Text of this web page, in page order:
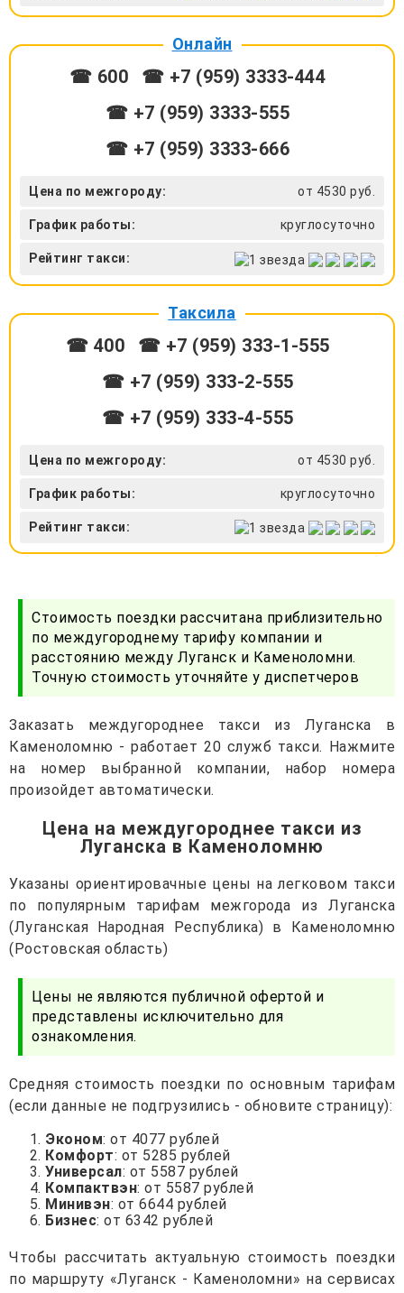
Онлайн
☎ 600
☎ +7 (959) 3333-444
☎ +7 (959) 3333-555
☎ +7 (959) 3333-666
Цена по межгороду: от 4530 руб.
График работы: круглосуточно
Рейтинг такси:
Таксила
☎ 400
☎ +7 (959) 333-1-555
☎ +7 (959) 333-2-555
☎ +7 (959) 333-4-555
Цена по межгороду: от 4530 руб.
График работы: круглосуточно
Рейтинг такси:
Стоимость поездки рассчитана приблизительно
по междугороднему тарифу компании и
расстоянию между Луганск и Каменоломни.
Точную стоимость уточняйте у диспетчеров
Заказать междугороднее такси из Луганска в
Каменоломню - работает 20 служб такси. Нажмите
на номер выбранной компании, набор номера
произойдет автоматически.
Цена на междугороднее такси из
Луганска в Каменоломню
Указаны ориентировачные цены на легковом такси
по популярным тарифам межгорода из Луганска
(Луганская Народная Республика) в Каменоломню
(Ростовская область)
Цены не являются публичной офертой и
представлены исключительно для
ознакомления.
Средняя стоимость поездки по основным тарифам
(если данные не подгрузились - обновите страницу):
Эконом: от 4077 рублей
Комфорт: от 5285 рублей
Универсал: от 5587 рублей
Компактвэн: от 5587 рублей
Минивэн: от 6644 рублей
Бизнес: от 6342 рублей
Чтобы рассчитать актуальную стоимость поездки
по маршруту «Луганск - Каменоломни» на сервисах